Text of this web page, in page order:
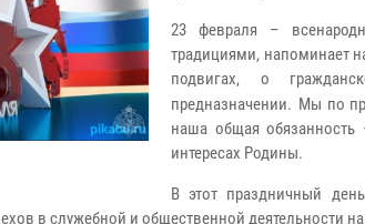
23 февраля –
традициями, напоминает
подвигах, о
предназначении. Мы по
наша общая
интересах Родины.
В этот праздничный
в служебной и общественной деятельности на